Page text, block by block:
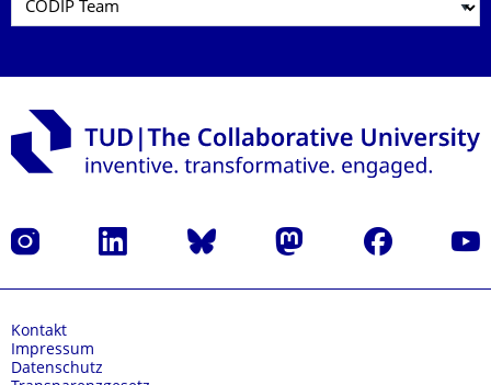
Instagram LinkedIn Bluesky Mastodon Facebook
Kontakt
Impressum
Datenschutz